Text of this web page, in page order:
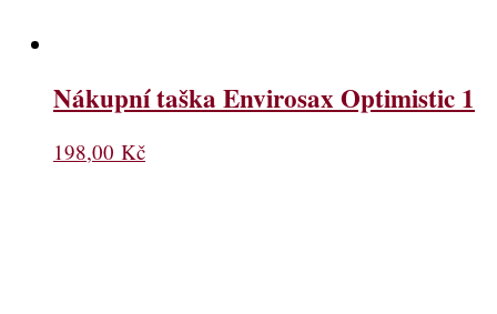
Nákupní taška Envirosax Optimistic 1
198,00 Kč